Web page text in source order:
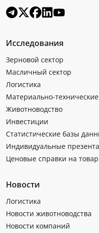
Исследования
Зерновой сектор
Масличный сектор
Логистика
Материально-
Животноводство
Инвестиции
Статистические базы
Индивидуальные
Ценовые справки на товар
Новости
Логистика
Новости животноводства
Новости компаний